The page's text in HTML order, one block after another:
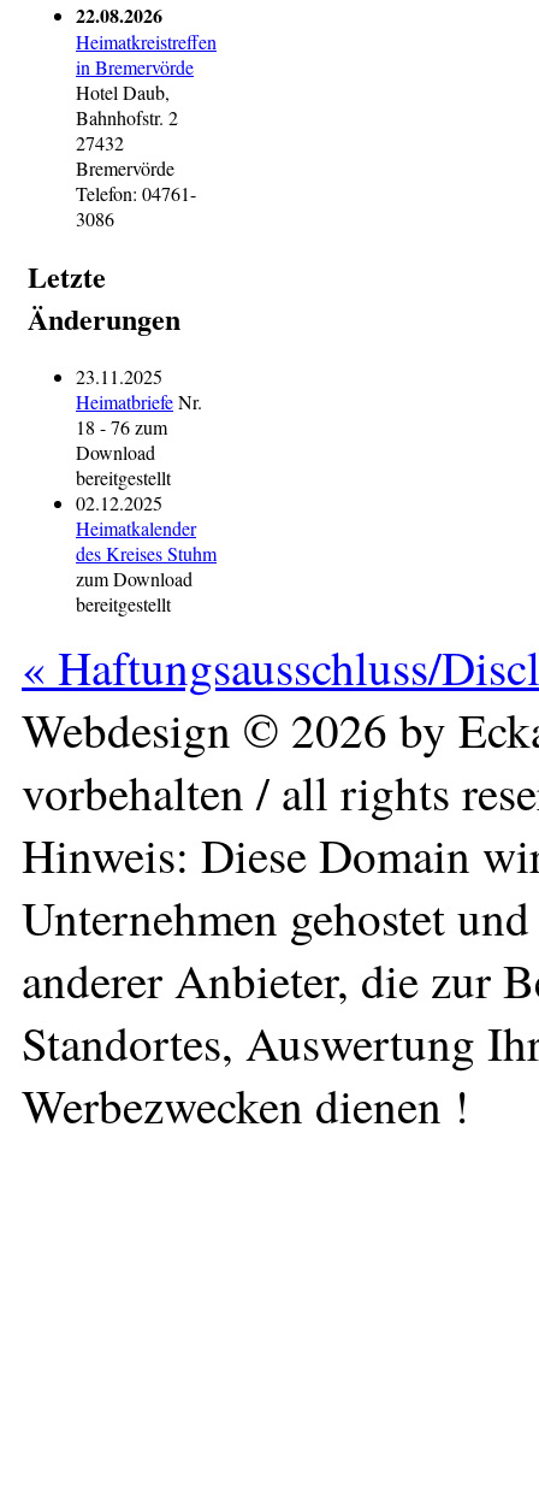
22.08.2026
Heimatkreistreffen
in Bremervörde
Hotel Daub,
Bahnhofstr. 2
27432
Bremervörde
Telefon: 04761-
3086
Letzte
Änderungen
23.11.2025
HeimatbriefeNr.
18 - 76 zum
Download
bereitgestellt
02.12.2025
Heimatkalender
des Kreises Stuhm
zum Download
bereitgestellt
« Haftungsausschluss/
Webdesign © 2026 by
vorbehalten / all rights
Hinweis: Diese Domain
Unternehmen gehostet
anderer Anbieter, die zur
Standortes, Auswertung
Werbezwecken dienen !